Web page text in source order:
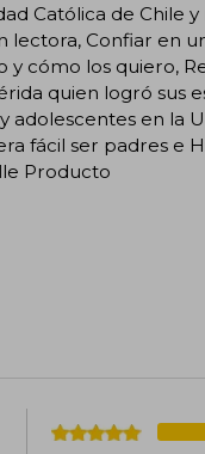
Católica de Chile
lectora, Confiar en
cómo los quiero,
quien logró sus
en la
fácil ser padres e
Producto